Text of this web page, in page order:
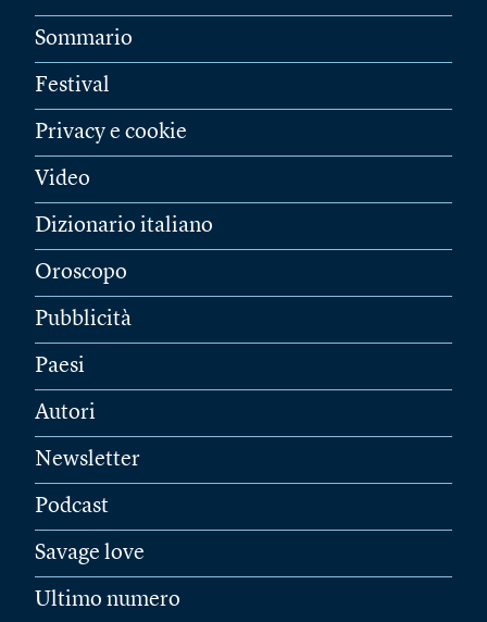
Sommario
Festival
Privacy e cookie
Video
Dizionario italiano
Oroscopo
Pubblicità
Paesi
Autori
Newsletter
Podcast
Savage love
Ultimo numero